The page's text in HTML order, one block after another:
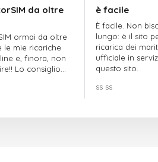
da oltre
ormai da oltre
le mie ricariche
e, finora, non
Lo consiglio
è facile
È facile. Non
lungo: è il sito
ricarica dei
ufficiale in
questo sito.
ss ss